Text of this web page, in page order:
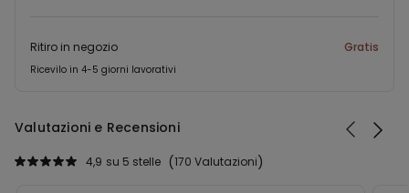
Ritiro in negozio Gratis
Ricevilo in 4-5 giorni lavorativi
Valutazioni e Recensioni
170 Valutazioni
4,9 su 5 stelle